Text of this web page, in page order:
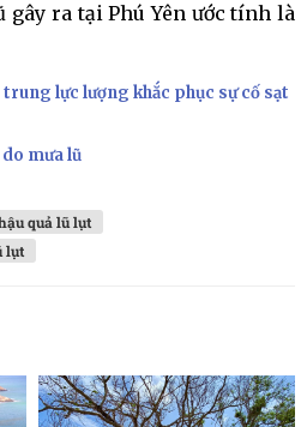
gây ra tại Phú Yên ước tính là
lực lượng khắc phục sự cố sạt
mưa lũ
quả lũ lụt
lụt